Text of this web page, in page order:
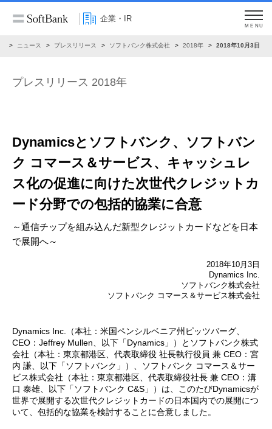
企業・IR
MENU
ニュース プレスリリース ソフトバンク株式会社 2018年 2018年10月3日
プレスリリース 2018年
Dynamicsとソフトバンク、ソフトバン
ク コマース＆サービス、キャッシュレ
ス化の促進に向けた次世代クレジットカ
ード分野での包括的協業に合意
～通信チップを組み込んだ新型クレジットカードなどを日本
で展開へ～
2018年10月3日
Dynamics Inc.
ソフトバンク株式会社
ソフトバンク コマース＆サービス株式会社
Dynamics Inc.（本社：米国ペンシルベニア州ピッツバーグ、
CEO：Jeffrey Mullen、以下「Dynamics」）とソフトバンク株式
会社（本社：東京都港区、代表取締役 社長執行役員 兼 CEO：宮
内 謙、以下「ソフトバンク」）、ソフトバンク コマース＆サー
ビス株式会社（本社：東京都港区、代表取締役社長 兼 CEO：溝
口 泰雄、以下「ソフトバンク C&S」）は、このたびDynamicsが
世界で展開する次世代クレジットカードの日本国内での展開につ
いて、包括的な協業を検討することに合意しました。